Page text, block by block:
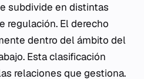
subdivide en distintas
regulación. El derecho
dentro del ámbito del
Esta clasificación
relaciones que gestiona.